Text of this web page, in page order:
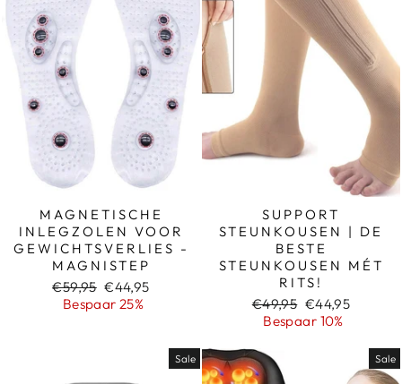
MAGNETISCHE
INLEGZOLEN VOOR
GEWICHTSVERLIES -
MAGNISTEP
Normale
prijs
€59,95 Sale
prijs
€44,95
Bespaar 25%
SUPPORT
STEUNKOUSEN | DE
BESTE
STEUNKOUSEN MÉT
RITS!
Normale
prijs
€49,95 Sale
prijs
€44,95
Bespaar 10%
Sale Sale